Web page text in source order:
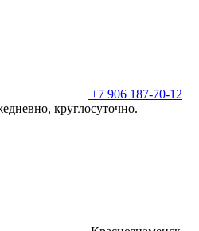
+7 906 187-70-12
круглосуточно.